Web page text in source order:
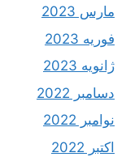
مارس 2023
فوریه 2023
ژانویه 2023
دسامبر 2022
نوامبر 2022
اکتبر 2022